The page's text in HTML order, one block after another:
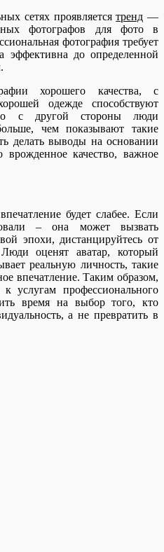
сетях проявляетсятренд —
фотографов для фото в
фотография требует
эффективна до определенной
хорошего качества, с
одежде способствуют
с другой стороны люди
чем показывают такие
делать выводы на основании
врожденное качество, важное
будет слабее. Если
– она может вызвать
эпохи, дистанцируйтесь от
оценят аватар, который
реальную личность, такие
впечатление. Таким образом,
услугам профессионального
время на выбор того, кто
а не превратить в